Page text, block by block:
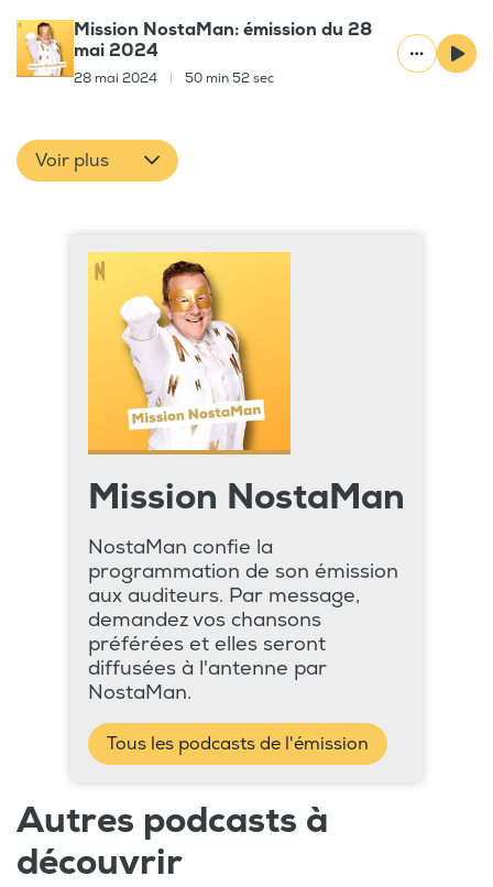
Mission NostaMan: émission du 28
mai 2024
28 mai 2024 50 min 52 sec
Voir plus
Mission NostaMan
NostaMan confie la
programmation de son émission
aux auditeurs. Par message,
demandez vos chansons
préférées et elles seront
diffusées à l'antenne par
NostaMan.
Tous les podcasts de l'émission
Autres podcasts à
découvrir